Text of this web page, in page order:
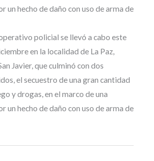
un hecho de daño con uso de arma de
policial se llevó a cabo este
en la localidad de La Paz,
Javier, que culminó con dos
el secuestro de una gran cantidad
y drogas, en el marco de una
un hecho de daño con uso de arma de